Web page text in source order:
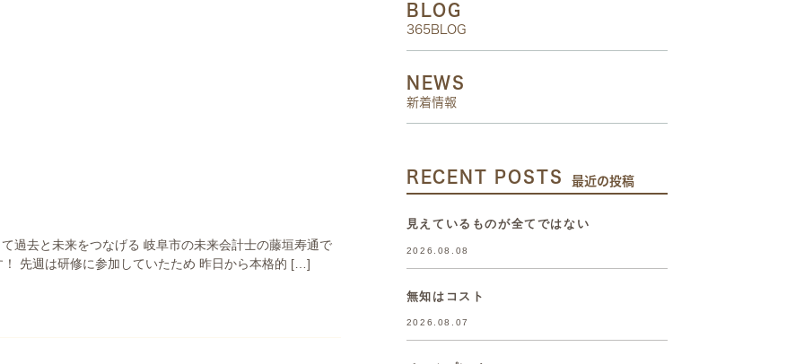
過去と未来をつなげる 岐阜市の未来会計士の藤垣寿通で
先週は研修に参加していたため 昨日から本格的 […]
BLOG
365BLOG
NEWS
新着情報
RECENT POSTS 最近の投稿
見えているものが全てではない
2026.08.08
無知はコスト
2026.08.07